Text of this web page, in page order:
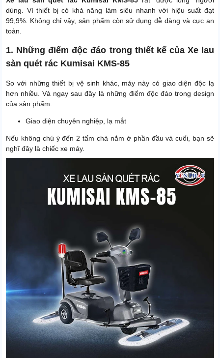
dùng. Vì thiết bị có khả năng làm siêu nhanh với hiệu suất đạt
99,9%. Không chỉ vậy, sản phẩm còn sử dụng dễ dàng và cực an
toàn.
1. Những điểm độc đáo trong thiết kế của Xe lau
sàn quét rác Kumisai KMS-85
So với những thiết bị vệ sinh khác, máy này có giao diện độc lạ
hơn nhiều. Và ngay sau đây là những điểm độc đáo trong design
của sản phẩm.
Giao diện chuyên nghiệp, lạ mắt
Nếu không chú ý đến 2 tấm chà nằm ở phần đầu và cuối, bạn sẽ
nghĩ đây là chiếc xe máy.